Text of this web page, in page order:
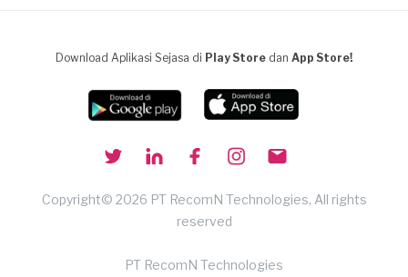
Download Aplikasi Sejasa di Play Store dan App Store!
Copyright© 2026 PT RecomN Technologies, All rights
reserved
PT RecomN Technologies